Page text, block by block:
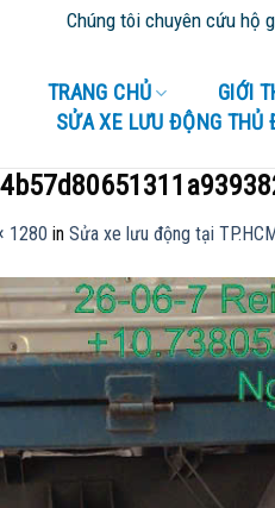
Chúng tôi chuyên cứu hộ giao
TRANG CHỦ GIỚI
SỬA XE LƯU ĐỘNG THỦ
1280 in Sửa xe lưu động tại